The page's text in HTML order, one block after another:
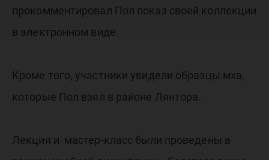
прокомментировал Пол показ своей коллекции
в электронном виде.
Кроме того, участники увидели образцы мха,
которые Пол взял в районе Лянтора.
Лекция и мастер-класс были проведены в